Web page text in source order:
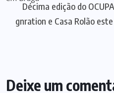
Décima edição do
gnration e Casa Rolão
Deixe um